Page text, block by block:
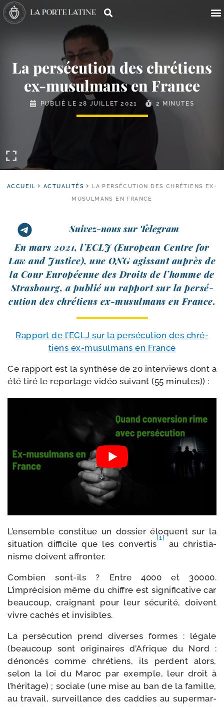
La persécution des chrétiens
ex-​musulmans en France
PUBLIÉ LE 28 JUILLET 2021 2 MINUTES
ACCUEIL ACTUALITÉS
LA PERSÉCUTION DES CHRÉTIENS EX-
MUSULMANS EN FRANCE
Suivez-nous sur Telegram
En mars 2021, l’ECLJ (European Centre for
Law and Justice), une ONG agis­sant auprès de
la Cour Européenne des Droits de l’homme de
Strasbourg, a publié un rap­port sur la per­sé­
cu­tion des chré­tiens ex-​musulmans en France.
Rapport de l’ECLJ sur la per­sé­cu­tion des chré­
tiens ex-​musulmans en France
Ce rap­port est la syn­thèse de 20 inter­views dont a
été tiré le repor­tage vidéo sui­vant (55 minutes)) :
L’ensemble consti­tue un dos­sier élo­quent sur la
situa­tion dif­fi­cile que les conver­tis
[1]
au chris­tia­
nisme doivent affronter.
Combien sont-​ils ? Entre 4000 et 30000.
L’imprécision même du chiffre est signi­fi­ca­tive car
beau­coup, crai­gnant pour leur sécu­ri­té, doivent
vivre cachés et invisibles.
La per­sé­cu­tion prend diverses formes : légale
(beau­coup sont ori­gi­naires d’Afrique du Nord :
dénon­cés comme chré­tiens, ils perdent alors,
selon la loi du Maroc par exemple, leur droit à
l’héritage) ; sociale (une mise au ban de la famille,
au tra­vail, sur­veillance des cad­dies au super­mar­